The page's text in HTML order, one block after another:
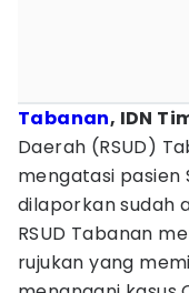
Tabanan, IDN
Daerah (RSUD)
mengatasi pasien
dilaporkan sudah
RSUD Tabanan
rujukan yang